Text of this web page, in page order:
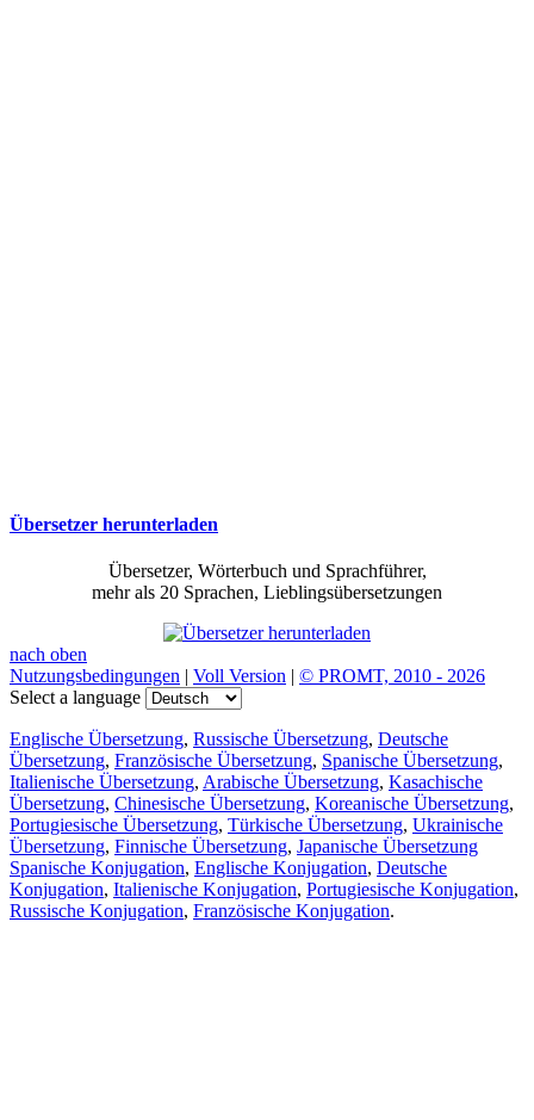
Übersetzer herunterladen
Übersetzer, Wörterbuch und Sprachführer,
mehr als 20 Sprachen, Lieblingsübersetzungen
nach oben
Nutzungsbedingungen | Voll Version | © PROMT, 2010 - 2026
Select a language
Englische Übersetzung, Russische Übersetzung, Deutsche
Übersetzung, Französische Übersetzung, Spanische Übersetzung,
Italienische Übersetzung, Arabische Übersetzung, Kasachische
Übersetzung, Chinesische Übersetzung, Koreanische Übersetzung,
Portugiesische Übersetzung, Türkische Übersetzung, Ukrainische
Übersetzung, Finnische Übersetzung, Japanische Übersetzung
Spanische Konjugation, Englische Konjugation, Deutsche
Konjugation, Italienische Konjugation, Portugiesische Konjugation,
Russische Konjugation, Französische Konjugation.